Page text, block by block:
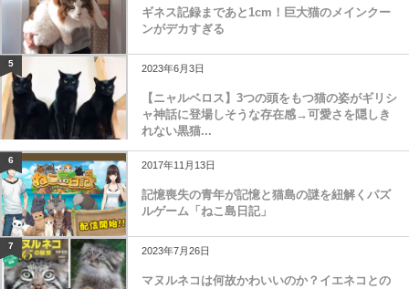
ギネス記録まであと1cm！巨大猫のメインクー
ンがデカすぎる
5 2023年6月3日
【ニャルベロス】3つの頭をもつ猫の姿がギリシ
ャ神話に登場しそうな存在感→可愛さを隠しき
れない黒猫...
6 2017年11月13日
記憶喪失の青年が記憶と猫島の謎を紐解くパズ
ルゲーム「ねこ島日記」
7 2023年7月26日
マヌルネコは何故かわいいのか？イエネコとの